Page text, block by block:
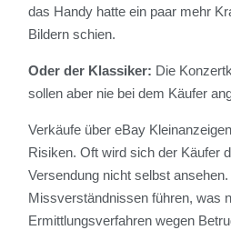
das Handy hatte ein paar mehr
Bildern schien.
Oder der Klassiker: Die
sollen aber nie bei dem Käufer
Verkäufe über eBay
Risiken. Oft wird sich der Käufer
Versendung nicht selbst
Missverständnissen führen, was
Ermittlungsverfahren wegen